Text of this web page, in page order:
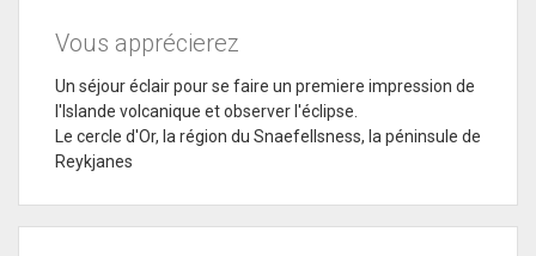
Vous apprécierez
Un séjour éclair pour se faire un premiere impression de
l'Islande volcanique et observer l'éclipse.
Le cercle d'Or, la région du Snaefellsness, la péninsule de
Reykjanes